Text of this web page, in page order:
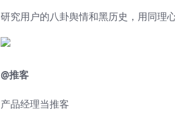
研究用户的八卦舆情和黑历史， 用同理
@推客
产品经理当推客